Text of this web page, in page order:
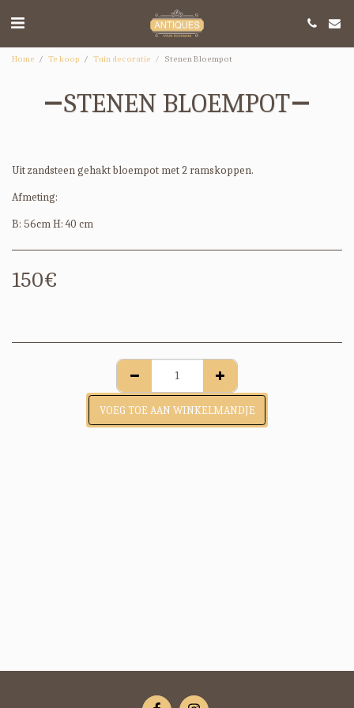
Home Te koop Tuin decoratie Stenen Bloempot
STENEN BLOEMPOT
Uit zandsteen gehakt bloempot met 2 ramskoppen.
Afmeting:
B: 56cm H: 40 cm
150€
VOEG TOE AAN WINKELMANDJE